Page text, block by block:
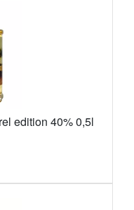
edition 40% 0,5l